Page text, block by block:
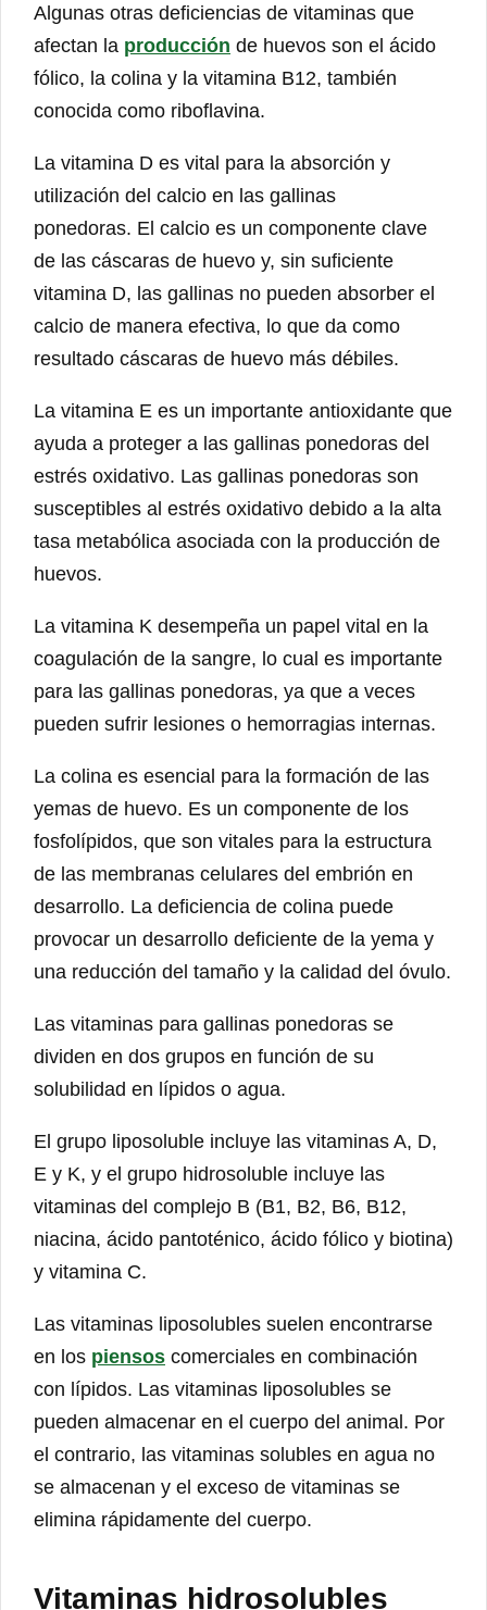
Algunas otras deficiencias de vitaminas que
afectan la producción de huevos son el ácido
fólico, la colina y la vitamina B12, también
conocida como riboflavina.
La vitamina D es vital para la absorción y
utilización del calcio en las gallinas
ponedoras. El calcio es un componente clave
de las cáscaras de huevo y, sin suficiente
vitamina D, las gallinas no pueden absorber el
calcio de manera efectiva, lo que da como
resultado cáscaras de huevo más débiles.
La vitamina E es un importante antioxidante que
ayuda a proteger a las gallinas ponedoras del
estrés oxidativo. Las gallinas ponedoras son
susceptibles al estrés oxidativo debido a la alta
tasa metabólica asociada con la producción de
huevos.
La vitamina K desempeña un papel vital en la
coagulación de la sangre, lo cual es importante
para las gallinas ponedoras, ya que a veces
pueden sufrir lesiones o hemorragias internas.
La colina es esencial para la formación de las
yemas de huevo. Es un componente de los
fosfolípidos, que son vitales para la estructura
de las membranas celulares del embrión en
desarrollo. La deficiencia de colina puede
provocar un desarrollo deficiente de la yema y
una reducción del tamaño y la calidad del óvulo.
Las vitaminas para gallinas ponedoras se
dividen en dos grupos en función de su
solubilidad en lípidos o agua.
El grupo liposoluble incluye las vitaminas A, D,
E y K, y el grupo hidrosoluble incluye las
vitaminas del complejo B (B1, B2, B6, B12,
niacina, ácido pantoténico, ácido fólico y biotina)
y vitamina C.
Las vitaminas liposolubles suelen encontrarse
en los piensos comerciales en combinación
con lípidos. Las vitaminas liposolubles se
pueden almacenar en el cuerpo del animal. Por
el contrario, las vitaminas solubles en agua no
se almacenan y el exceso de vitaminas se
elimina rápidamente del cuerpo.
Vitaminas hidrosolubles